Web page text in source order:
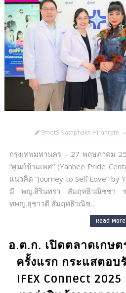
9motS Nathphakh Hiranratn
กรุงเทพมหานคร – 27 พฤษภาคม
“ศูนย์ข้ามเพศ” (Yanhee Pride
แนวคิด “Journey to Self Love” by
มี พญ.สิรินทรา สัมฤทธิวณิชชา รอ
ทพญ.สุชาวดี สัมฤทธิวณิช...
Read More
อ.ต.ก. เปิดตลาดเกษ
ครั้งแรก กระแสตอบ
IFEX Connect